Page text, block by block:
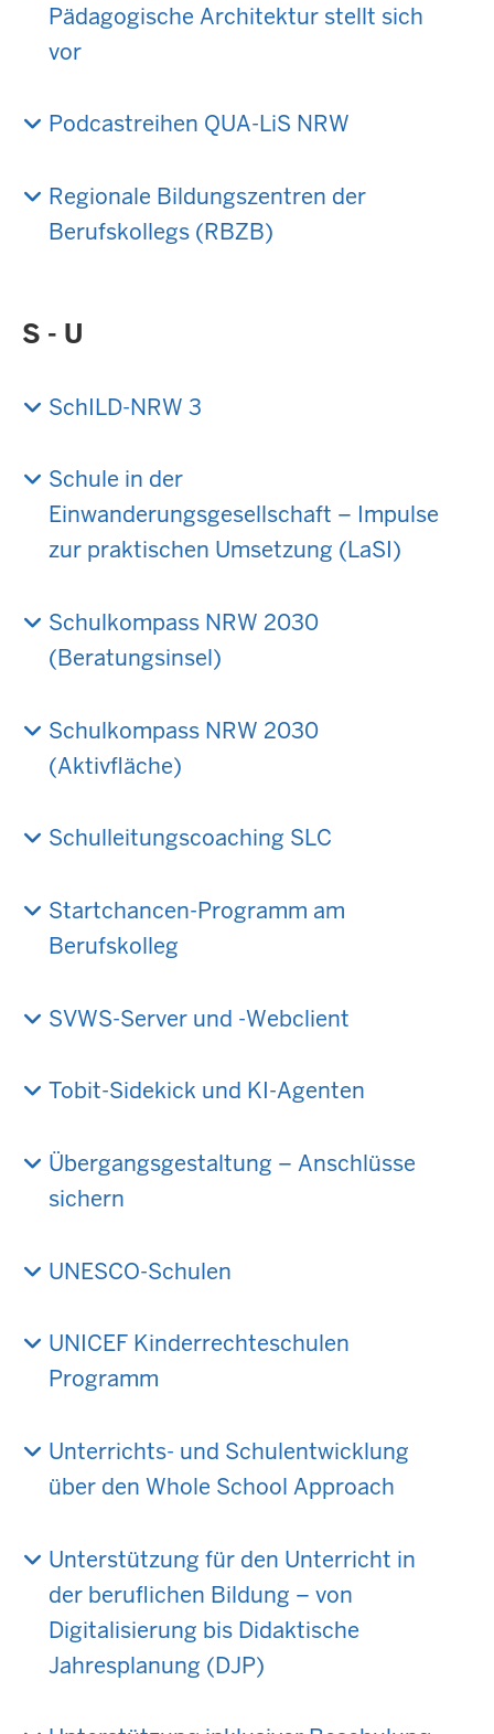
Pädagogische Architektur stellt sich
vor
Podcastreihen QUA-LiS NRW
Regionale Bildungszentren der
Berufskollegs (RBZB)
S - U
SchILD-NRW 3
Schule in der
Einwanderungsgesellschaft – Impulse
zur praktischen Umsetzung (LaSI)
Schulkompass NRW 2030
(Beratungsinsel)
Schulkompass NRW 2030
(Aktivfläche)
Schulleitungscoaching SLC
Startchancen-Programm am
Berufskolleg
SVWS-Server und -Webclient
Tobit-Sidekick und KI-Agenten
Übergangsgestaltung – Anschlüsse
sichern
UNESCO-Schulen
UNICEF Kinderrechteschulen
Programm
Unterrichts- und Schulentwicklung
über den Whole School Approach
Unterstützung für den Unterricht in
der beruflichen Bildung – von
Digitalisierung bis Didaktische
Jahresplanung (DJP)